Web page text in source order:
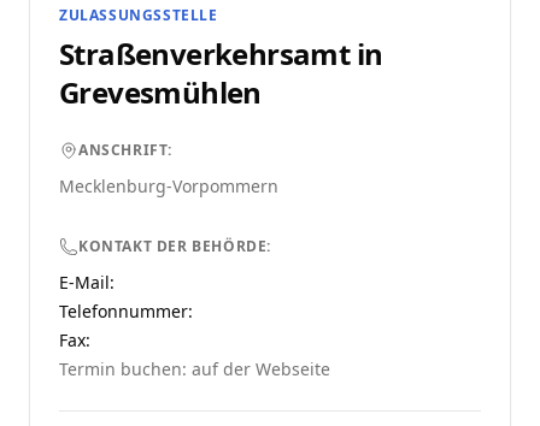
ZULASSUNGSSTELLE
Straßenverkehrsamt in
Grevesmühlen
ANSCHRIFT:
Mecklenburg-Vorpommern
KONTAKT DER BEHÖRDE:
E-Mail:
Telefonnummer:
Fax:
Termin buchen: auf der Webseite